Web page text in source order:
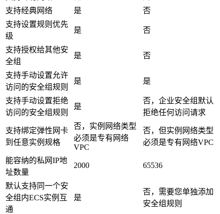
支持经典网络
是
否
支持设置规则优先
级
是 否
支持授权给其他安
全组
是 否
支持手动设置允许
访问的安全组规则
是 是
支持手动设置拒绝
访问的安全组规则
是
否，企业安全组默认
拒绝任何访问请求
支持绑定弹性网卡
到任意实例规格
否，实例网络类型
必须是专有网络
VPC
否，但实例网络类型
必须是专有网络VPC
能容纳的私网IP地
址数量
2000 65536
默认支持同一个安
全组内ECS实例互
通
是
否，需要您单独添加
安全组规则